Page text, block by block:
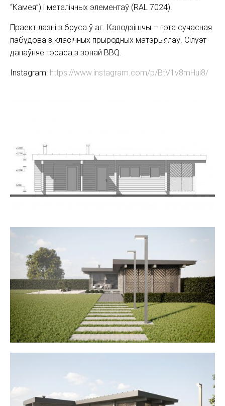
“Камея”) і металічных элементаў (RAL 7024).
Праект лазні з бруса ў аг. Калодзішчы – гэта сучасная
пабудова з класічных прыродных матэрыялаў. Сілуэт
дапаўняе тэраса з зонай BBQ.
Instagram: https://www.instagram.com/p/BtV1v8mHui8/